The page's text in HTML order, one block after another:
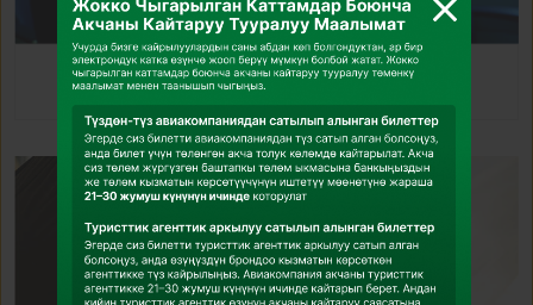
TezОрун